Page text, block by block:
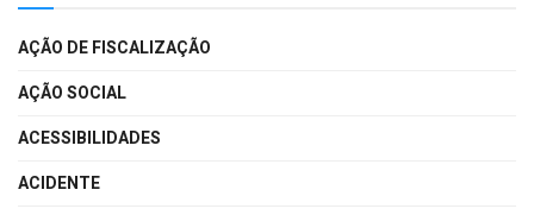
AÇÃO DE FISCALIZAÇÃO
AÇÃO SOCIAL
ACESSIBILIDADES
ACIDENTE